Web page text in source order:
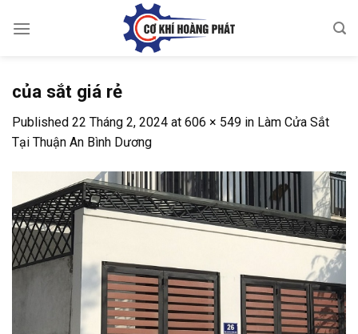
của sắt giá rẻ
Published 22 Tháng 2, 2024 at 606 × 549 in Làm Cửa Sắt
Tại Thuận An Bình Dương